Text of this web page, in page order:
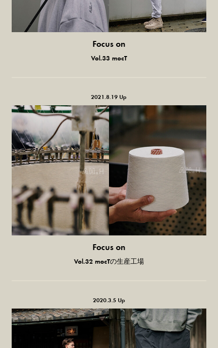
Focus on
日本の杢グレー。
Vol.33 mocT
2021.8.19 Up
Focus on
日本の杢グレー。
Vol.32 mocTの生産工場
2020.3.5 Up